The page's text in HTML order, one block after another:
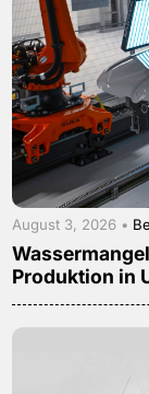
August 3, 2026 •
Produktion in